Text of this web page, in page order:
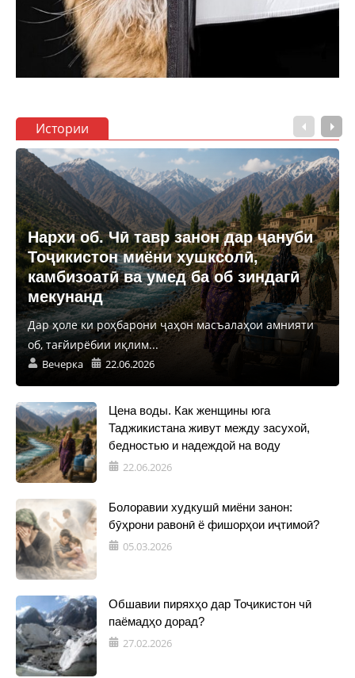
Истории
Нархи об. Чӣ тавр занон дар ҷануби
Тоҷикистон миёни хушксолӣ,
камбизоатӣ ва умед ба об зиндагӣ
мекунанд
Дар ҳоле ки роҳбарони ҷаҳон масъалаҳои амнияти
об, тағйирёбии иқлим...
Вечерка 22.06.2026
Цена воды. Как женщины юга
Таджикистана живут между засухой,
бедностью и надеждой на воду
22.06.2026
Болоравии худкушӣ миёни занон:
бӯҳрони равонӣ ё фишорҳои иҷтимоӣ?
05.03.2026
Обшавии пиряхҳо дар Тоҷикистон чӣ
паёмадҳо дорад?
27.02.2026